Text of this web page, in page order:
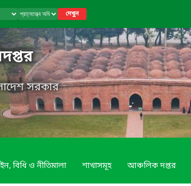
দেখুন
সরকার
বিধি ও নীতিমালা শাখাসমূহ আঞ্চলিক দপ্তর